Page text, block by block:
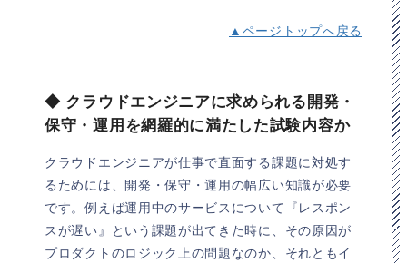
▲ページトップへ戻る
◆ クラウドエンジニアに求められる開発・
保守・運用を網羅的に満たした試験内容か
クラウドエンジニアが仕事で直面する課題に対処す
るためには、開発・保守・運用の幅広い知識が必要
です。例えば運用中のサービスについて『レスポン
スが遅い』という課題が出てきた時に、その原因が
プロダクトのロジック上の問題なのか、それともイ